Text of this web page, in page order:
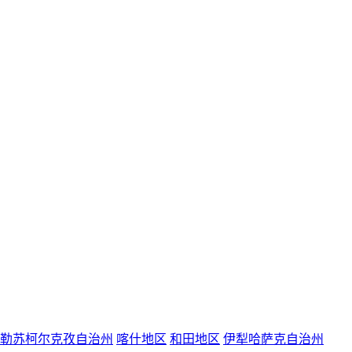
苏柯尔克孜自治州 喀什地区 和田地区 伊犁哈萨克自治州